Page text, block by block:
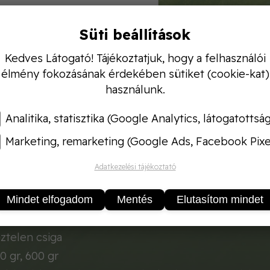
csigaölőhatással rendelkező készítmény.
eledelként történő fogyasztás révén fejti ki
nyálkasejtjeit
lép fel bőrének védelmében, mozgásában,
vezet. A csigaölőszer nem használható fel olyan
saláta, káposztafélék,sóska, spenót, stb.)
a növényekre felülről szórni tilos!
6 % metaldehid
szabadföldi és hajtatott zöldségek (kivéve
csiga
gr, 600 gr
Süti beállítások
Kedves Látogató! Tájékoztatjuk, hogy a felhasználói
élmény fokozásának érdekében sütiket (cookie-kat)
használunk.
Analitika, statisztika (Google Analytics,
Marketing, remarketing (Google Ads, Facebook
Adatkezelési tájékoztató
Mindet elfogadom Mentés Elutasítom mindet